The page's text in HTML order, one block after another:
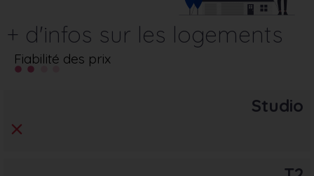
+ d'infos sur les logements
Fiabilité des prix
Studio